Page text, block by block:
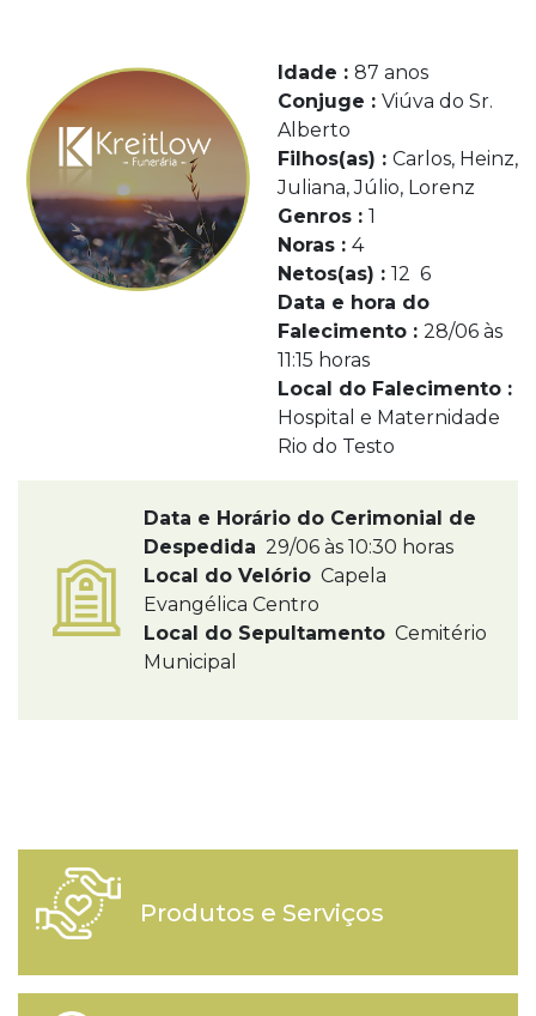
Idade : 87 anos
Conjuge : Viúva do Sr.
Alberto
Filhos(as) : Carlos, Heinz,
Juliana, Júlio, Lorenz
Genros : 1
Noras : 4
Netos(as) : 12 6
Data e hora do
Falecimento : 28/06 às
11:15 horas
Local do Falecimento :
Hospital e Maternidade
Rio do Testo
Data e Horário do Cerimonial de
Despedida 29/06 às 10:30 horas
Local do Velório Capela
Evangélica Centro
Local do Sepultamento Cemitério
Municipal
Produtos e Serviços